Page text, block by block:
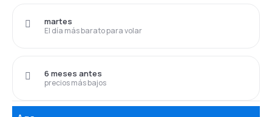
El día más barato para volar
martes
precios más bajos
6 meses antes